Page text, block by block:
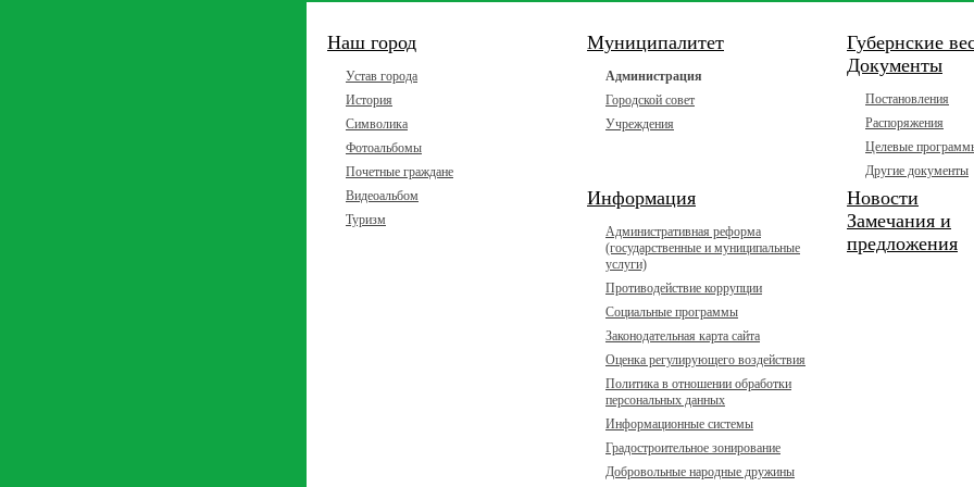
Наш город
Устав города
История
Символика
Фотоальбомы
Почетные граждане
Видеоальбом
Туризм
Муниципалитет
Администрация
Городской совет
Учреждения
Губернские
Документы
Постановления
Распоряжения
Целевые
Другие документы
Информация
Административная реформа
(государственные и муниципальные
услуги)
Противодействие коррупции
Социальные программы
Законодательная карта сайта
Оценка регулирующего воздействия
Политика в отношении обработки
персональных данных
Информационные системы
Градостроительное зонирование
Добровольные народные дружины
Новости
Замечания и
предложения